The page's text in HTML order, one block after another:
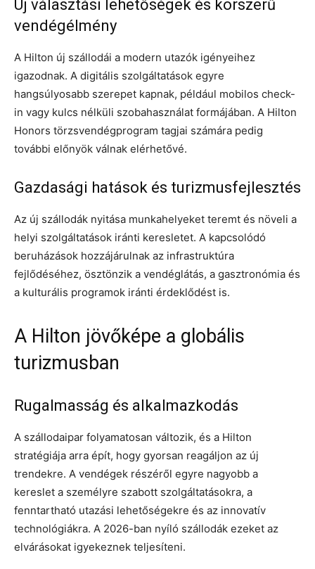
Új választási lehetőségek és korszerű
vendégélmény
A Hilton új szállodái a modern utazók igényeihez
igazodnak. A digitális szolgáltatások egyre
hangsúlyosabb szerepet kapnak, például mobilos check-
in vagy kulcs nélküli szobahasználat formájában. A Hilton
Honors törzsvendégprogram tagjai számára pedig
további előnyök válnak elérhetővé.
Gazdasági hatások és turizmusfejlesztés
Az új szállodák nyitása munkahelyeket teremt és növeli a
helyi szolgáltatások iránti keresletet. A kapcsolódó
beruházások hozzájárulnak az infrastruktúra
fejlődéséhez, ösztönzik a vendéglátás, a gasztronómia és
a kulturális programok iránti érdeklődést is.
A Hilton jövőképe a globális
turizmusban
Rugalmasság és alkalmazkodás
A szállodaipar folyamatosan változik, és a Hilton
stratégiája arra épít, hogy gyorsan reagáljon az új
trendekre. A vendégek részéről egyre nagyobb a
kereslet a személyre szabott szolgáltatásokra, a
fenntartható utazási lehetőségekre és az innovatív
technológiákra. A 2026-ban nyíló szállodák ezeket az
elvárásokat igyekeznek teljesíteni.